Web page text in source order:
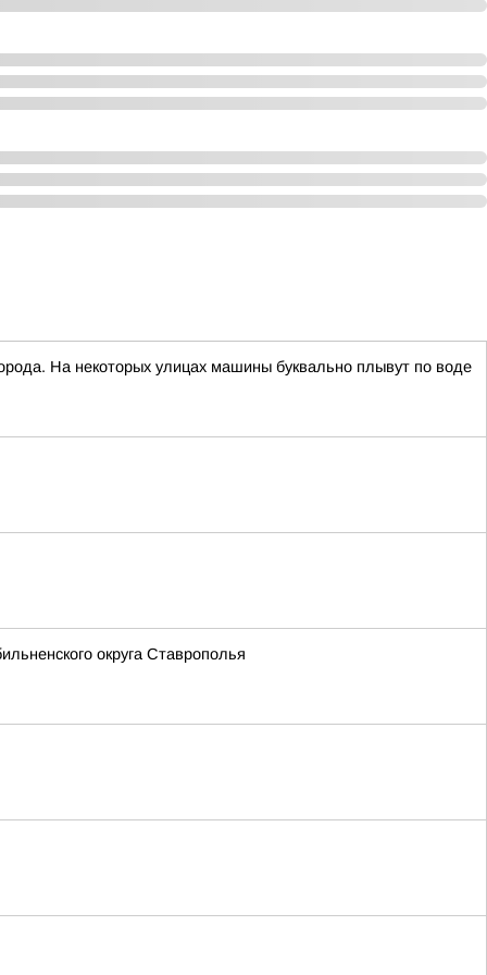
На некоторых улицах машины буквально плывут по воде
округа Ставрополья